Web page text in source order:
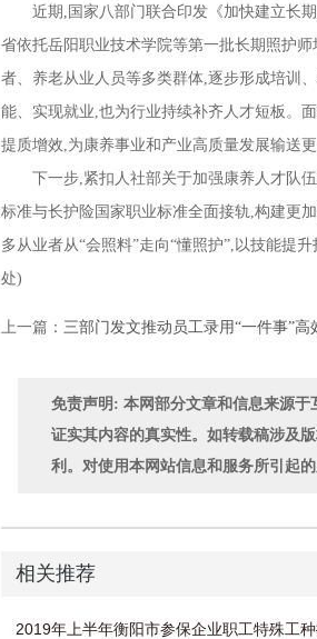
近期,国家八部门联合印发《加快建立长期
省依托岳阳职业技术学院等第一批长期照护
者、养老从业人员等多类群体,逐步形成培训
能、实现就业,也为行业持续补齐人才短板。
提质增效,为康养事业和产业高质量发展输送
下一步,紧扣人社部关于加强康养人才队伍
标准与长护险国家职业标准全面接轨,构建更
多从业者从“会照料”走向“懂照护”,以技能提
处)
上一篇： 三部门发文推动员工录用“一件事”高
免责声明: 本网部分文章和信息来源
证实其内容的真实性。如转载稿涉及
利。对使用本网站信息和服务所引起
相关推荐
2019年上半年衡阳市参保企业职工特殊工